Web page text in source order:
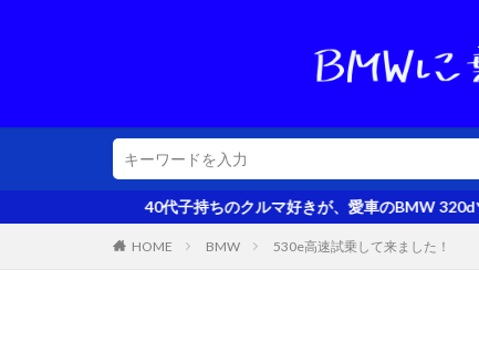
好きが、愛車のBMW 320dツーリングを評価するとともに、ち
HOME BMW 530e高速試乗して来ました！